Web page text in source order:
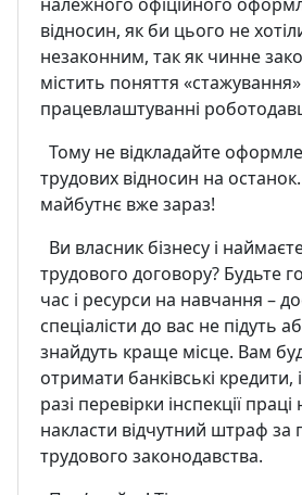
відносин, як би цього не
незаконним, так як чинне
містить поняття
працевлаштуванні
Тому не відкладайте
трудових відносин на
майбутнє вже зараз!
Ви власник бізнесу і
трудового договору? Будьте
час і ресурси на навчання –
спеціалісти до вас не підуть
знайдуть краще місце. Вам
отримати банківські кредити,
разі перевірки інспекції
накласти відчутний штраф
трудового законодавства.